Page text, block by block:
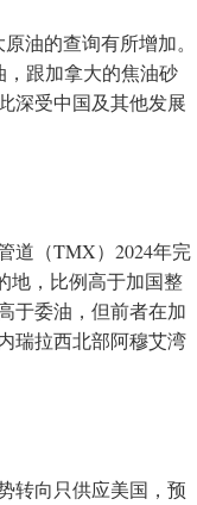
油的查询有所增加。
，跟加拿大的焦油砂
深受中国及其他发展
道（TMX）2024年完
地，比例高于加国整
于委油，但前者在加
瑞拉西北部阿穆艾湾
转向只供应美国，预